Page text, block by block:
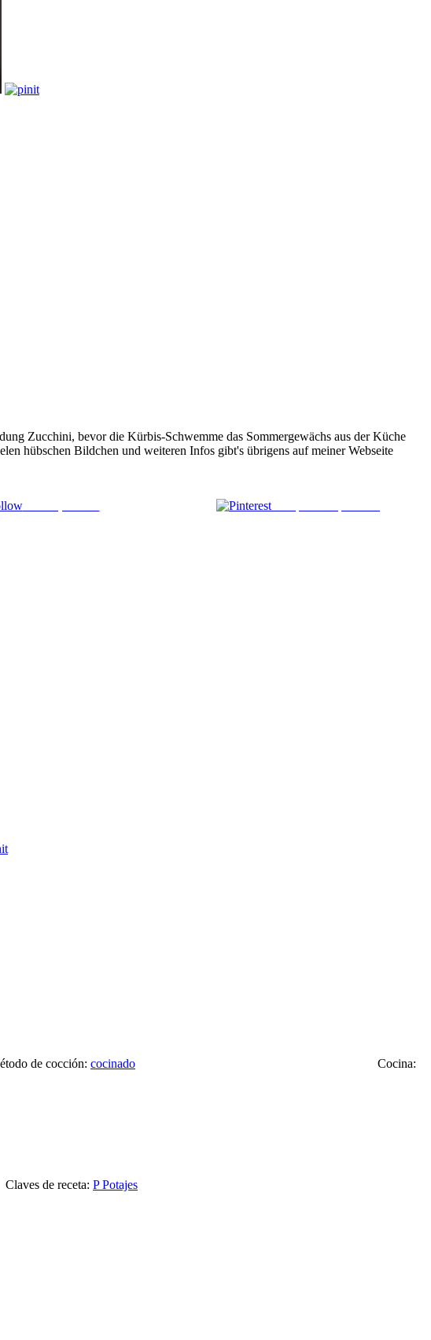
Zucchini, bevor die Kürbis-Schwemme das Sommergewächs aus der Küche
hübschen Bildchen und weiteren Infos gibt's übrigens auf meiner Webseite
Enviar por mail
de cocción: cocinado Cocina:
Claves de receta: P Potajes